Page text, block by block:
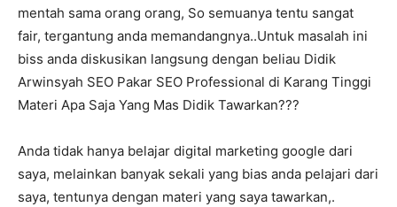
mentah sama orang orang, So semuanya tentu sangat
fair, tergantung anda memandangnya..Untuk masalah ini
biss anda diskusikan langsung dengan beliau Didik
Arwinsyah SEO Pakar SEO Professional di Karang Tinggi
Materi Apa Saja Yang Mas Didik Tawarkan???
Anda tidak hanya belajar digital marketing google dari
saya, melainkan banyak sekali yang bias anda pelajari dari
saya, tentunya dengan materi yang saya tawarkan,.